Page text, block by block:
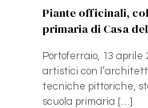
Piante officinali,
primaria di Casa
Portoferraio, 13 aprile
artistici con
tecniche pittoriche,
scuola primaria […]